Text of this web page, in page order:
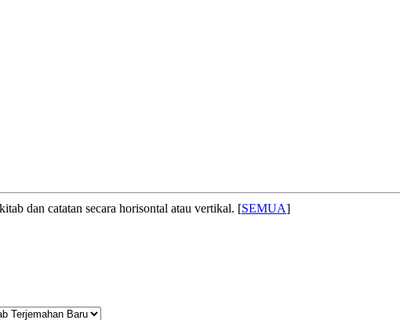
dan catatan secara horisontal atau vertikal. [SEMUA]